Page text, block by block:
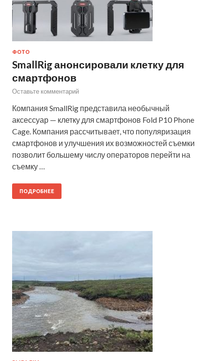
ФОТО
SmallRig анонсировали клетку для
смартфонов
Оставьте комментарий
Компания SmallRig представила необычный
аксессуар — клетку для смартфонов Fold P10 Phone
Cage. Компания рассчитывает, что популяризация
смартфонов и улучшения их возможностей съемки
позволит большему числу операторов перейти на
съемку …
ПОДРОБНЕЕ